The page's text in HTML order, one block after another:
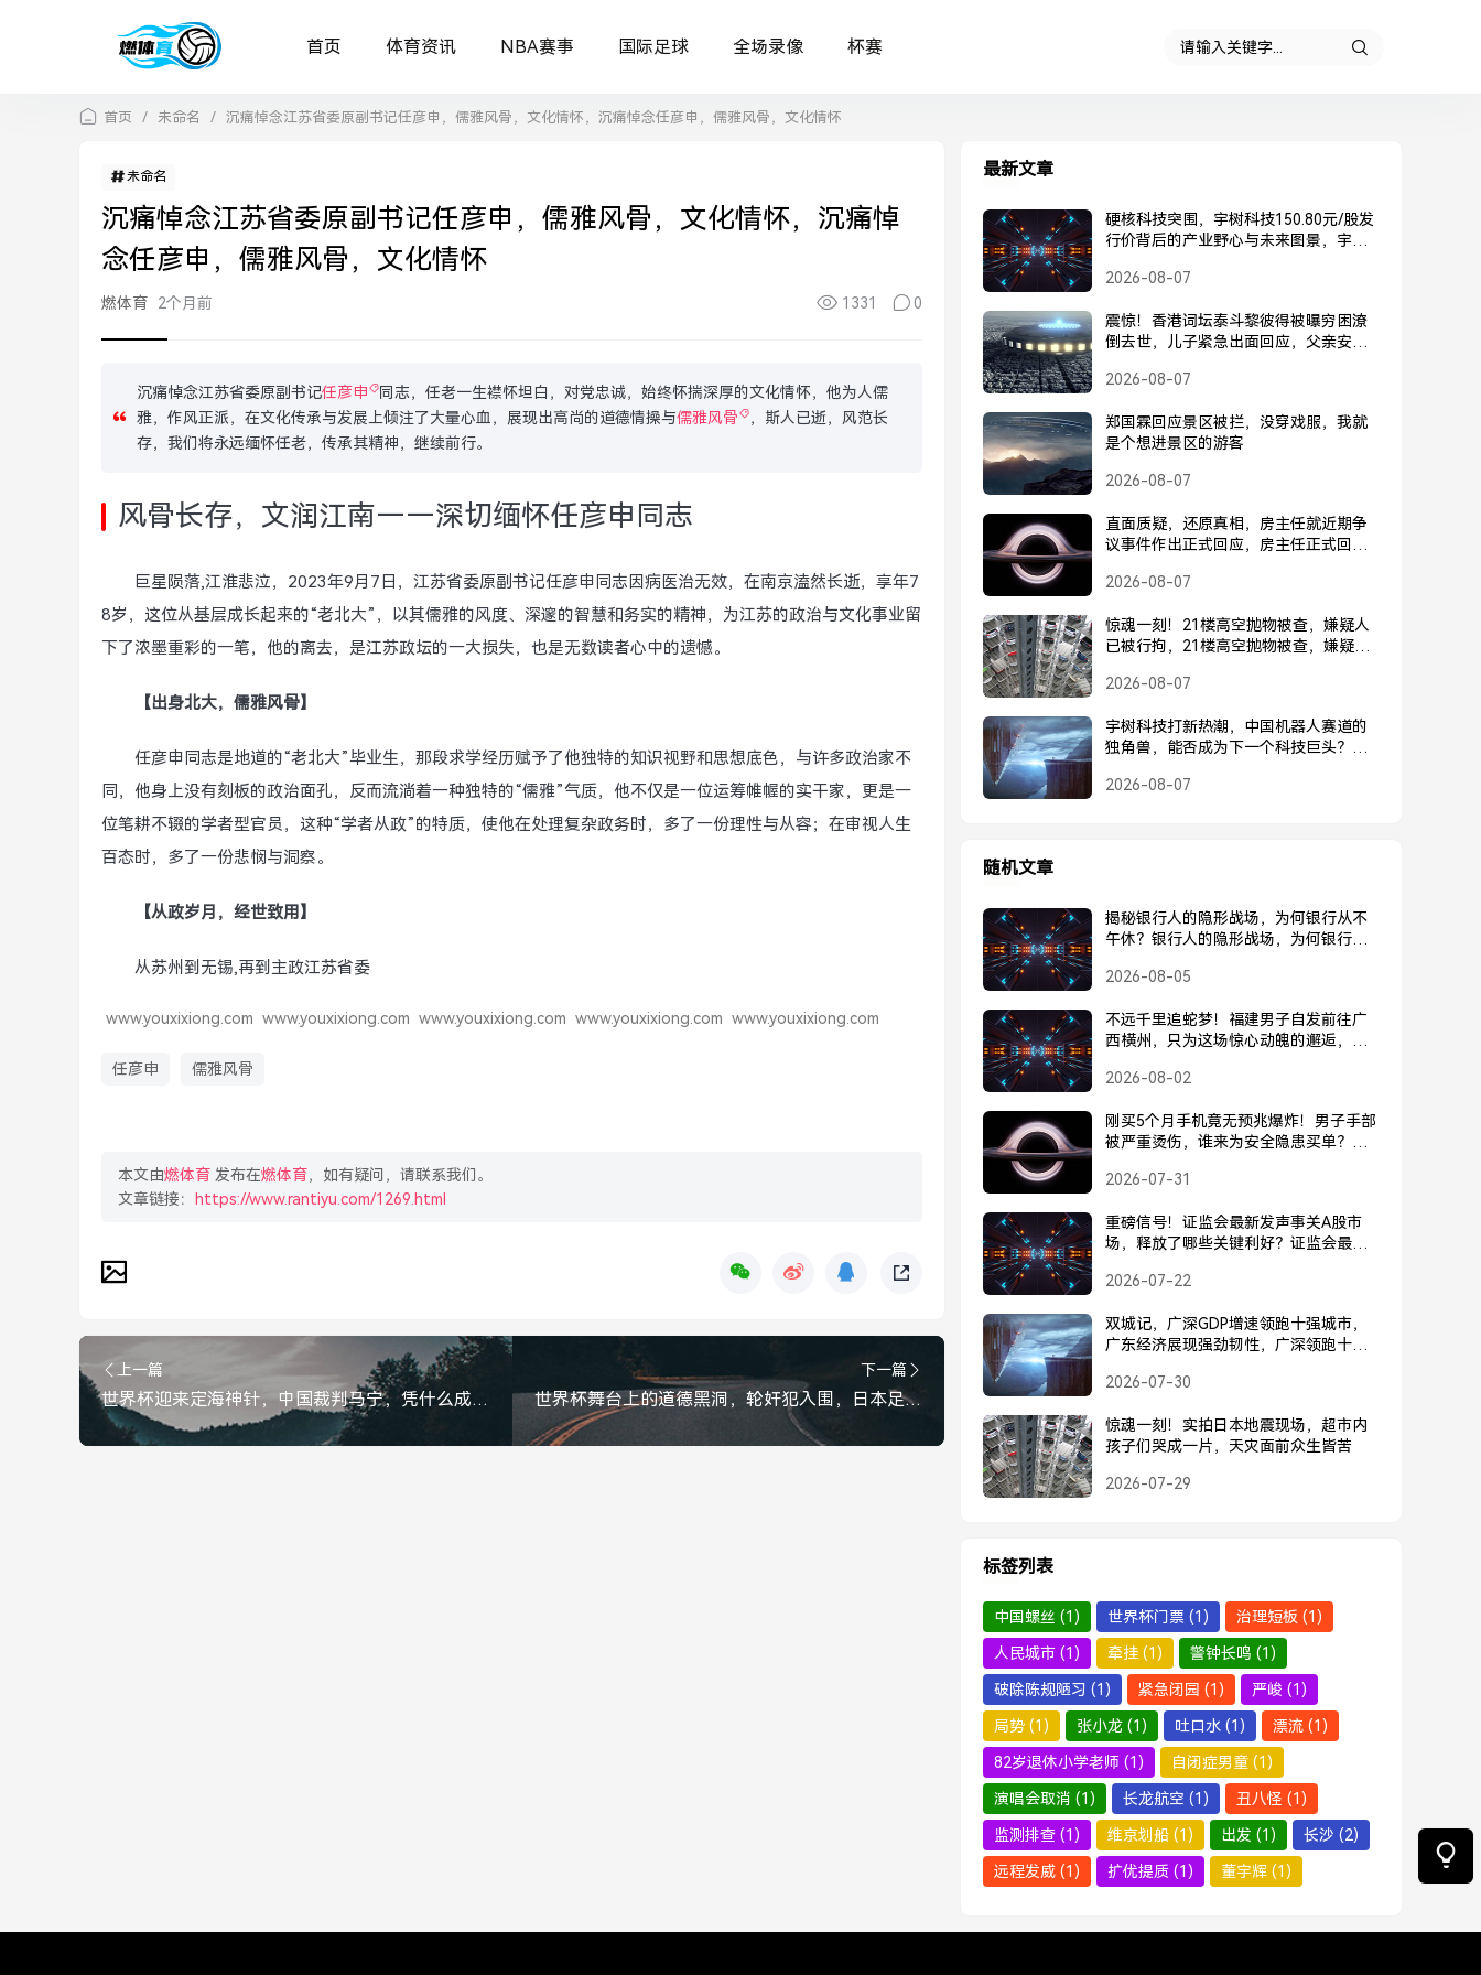
首页 体育资讯 NBA赛事 国际足球 全场录像 杯赛
首页 / 未命名 / 沉痛悼念江苏省委原副书记任彦申，儒雅风骨，文化情怀，沉痛悼念任彦申，儒雅风骨，文化情怀
未命名
沉痛悼念江苏省委原副书记任彦申，儒雅风骨，文化情怀，沉痛悼
念任彦申，儒雅风骨，文化情怀
燃体育 2个月前 1331 0
沉痛悼念江苏省委原副书记任彦申
同志，任老一生襟怀坦白，对党忠诚，始终怀揣深厚的文化情怀，他为人儒
雅，作风正派，在文化传承与发展上倾注了大量心血，展现出高尚的道德情操与儒雅风骨
，斯人已逝，风范长
存，我们将永远缅怀任老，传承其精神，继续前行。
风骨长存，文润江南——深切缅怀任彦申同志
巨星陨落,江淮悲泣，2023年9月7日，江苏省委原副书记任彦申同志因病医治无效，在南京溘然长逝，享年7
8岁，这位从基层成长起来的“老北大”，以其儒雅的风度、深邃的智慧和务实的精神，为江苏的政治与文化事业留
下了浓墨重彩的一笔，他的离去，是江苏政坛的一大损失，也是无数读者心中的遗憾。
【出身北大，儒雅风骨】
任彦申同志是地道的“老北大”毕业生，那段求学经历赋予了他独特的知识视野和思想底色，与许多政治家不
同，他身上没有刻板的政治面孔，反而流淌着一种独特的“儒雅”气质，他不仅是一位运筹帷幄的实干家，更是一
位笔耕不辍的学者型官员，这种“学者从政”的特质，使他在处理复杂政务时，多了一份理性与从容；在审视人生
百态时，多了一份悲悯与洞察。
【从政岁月，经世致用】
从苏州到无锡,再到主政江苏省委
www.youxixiong.com www.youxixiong.com www.youxixiong.com www.youxixiong.com www.youxixiong.com
任彦申 儒雅风骨
本文由燃体育 发布在燃体育，如有疑问，请联系我们。
文章链接：
https://www.rantiyu.com/1269.html
上一篇
世界杯迎来定海神针，中国裁判马宁，凭什么成为最不吃压的硬汉？
下一篇
世界杯舞台上的道德黑洞，轮奸犯入围，日本足协的沉默震耳欲聋
最新文章
硬核科技突围，宇树科技150.80元/股发
行价背后的产业野心与未来图景，宇树
背后的产业野心与未来图景
2026-08-07
震惊！香港词坛泰斗黎彼得被曝穷困潦
倒去世，儿子紧急出面回应，父亲安
紧急回应，父亲安好并未离世
2026-08-07
郑国霖回应景区被拦，没穿戏服，我就
是个想进景区的游客
2026-08-07
直面质疑，还原真相，房主任就近期争
议事件作出正式回应，房主任正式回应
2026-08-07
惊魂一刻！21楼高空抛物被查，嫌疑人
已被行拘，21楼高空抛物被查，嫌疑人
2026-08-07
宇树科技打新热潮，中国机器人赛道的
独角兽，能否成为下一个科技巨头？宇
否成为下一个科技巨头？
2026-08-07
随机文章
揭秘银行人的隐形战场，为何银行从不
午休？银行人的隐形战场，为何银行工
2026-08-05
不远千里追蛇梦！福建男子自发前往广
西横州，只为这场惊心动魄的邂逅，不
州，只为这场惊心动魄的邂逅
2026-08-02
刚买5个月手机竟无预兆爆炸！男子手部
被严重烫伤，谁来为安全隐患买单？刚
谁来为安全隐患买单？
2026-07-31
重磅信号！证监会最新发声事关A股市
场，释放了哪些关键利好？证监会最新
2026-07-22
双城记，广深GDP增速领跑十强城市，
广东经济展现强劲韧性，广深领跑十强
2026-07-30
惊魂一刻！实拍日本地震现场，超市内
孩子们哭成一片，天灾面前众生皆苦
2026-07-29
标签列表
中国螺丝 (1) 世界杯门票 (1) 治理短板 (1)
人民城市 (1) 牵挂 (1) 警钟长鸣 (1)
破除陈规陋习 (1) 紧急闭园 (1) 严峻 (1)
局势 (1) 张小龙 (1) 吐口水 (1) 漂流 (1)
82岁退休小学老师 (1) 自闭症男童 (1)
演唱会取消 (1) 长龙航空 (1) 丑八怪 (1)
监测排查 (1) 维京划船 (1) 出发 (1) 长沙 (2)
远程发威 (1) 扩优提质 (1) 董宇辉 (1)